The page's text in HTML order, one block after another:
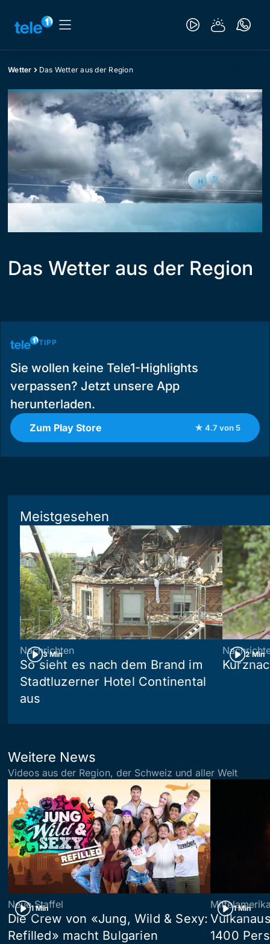
Wetter Das Wetter aus der Region
Das Wetter aus der Region
TIPP
Sie wollen keine Tele1-Highlights
verpassen? Jetzt unsere App
herunterladen.
Zum Play Store ★ 4.7 von 5
Meistgesehen
3 Min
Nachrichten
So sieht es nach dem Brand im
Stadtluzerner Hotel Continental
aus
2 Min
Weitere News
Videos aus der Region, der Schweiz und aller Welt
1 Min
Neue Staffel
Die Crew von «Jung, Wild & Sexy:
Refilled» macht Bulgarien
1 Min
1400